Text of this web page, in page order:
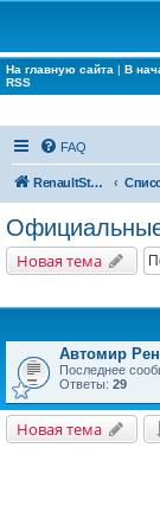
На главную сайта | В
RSS
FAQ
RenaultStory
Новая тема
Автомир
Последнее
Ответы: 29
Новая тема